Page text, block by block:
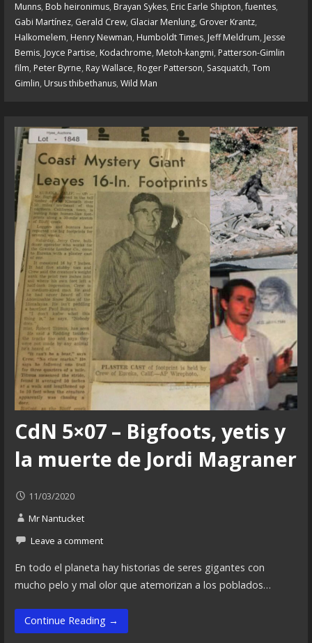
Munns, Bob heironimus, Brayan Sykes, Eric Earle Shipton,fuentes,
Gabi Martínez, Gerald Crew, Glaciar Menlung, Grover Krantz,
Halkomelem, Henry Newman, Humboldt Times, Jeff Meldrum, Jesse
Bemis, Joyce Partise, Kodachrome, Metoh-kangmi, Patterson-Gimlin
film, Peter Byrne, Ray Wallace, Roger Patterson, Sasquatch, Tom
Gimlin, Ursus thibethanus, Wild Man
CdN 5×07 – Bigfoots, yetis y
la muerte de Jordi Magraner
11/03/2020
Mr Nantucket
Leave a comment
En todo el planeta hay historias de seres gigantes con
mucho pelo y mal olor que atemorizan a los poblados…
Continue Reading →